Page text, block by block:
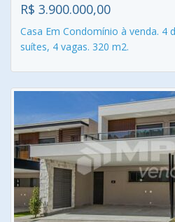
R$ 3.900.000,00
Casa Em Condomínio à venda. 4
suítes, 4 vagas. 320 m2.